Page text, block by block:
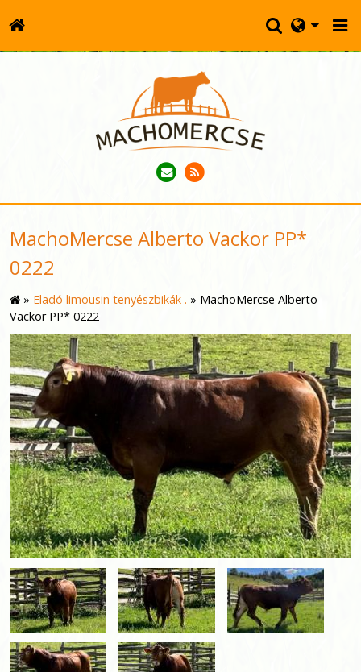
MachoMercse Alberto Vackor PP*
0222
» Eladó limousin tenyészbikák . » MachoMercse Alberto
Vackor PP* 0222